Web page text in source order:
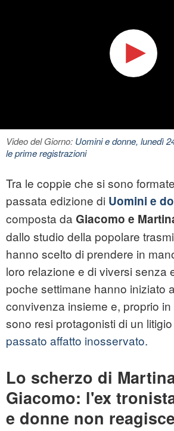
Video del Giorno: Uomini e donne, lunedì
le prime registrazioni
Tra le coppie che si sono
passata edizione di Uomini e
composta da Giacomo e
dallo studio della popolare
hanno scelto di prendere in
loro relazione e di viversi senza
poche settimane hanno iniziato
convivenza insieme e, proprio
sono resi protagonisti di un
passato affatto inosservato.
Lo scherzo di
Giacomo: l'ex
e donne non